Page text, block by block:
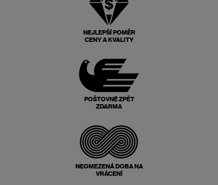
NEJLEPŠÍ POMĚR
CENY A KVALITY
POŠTOVNÉ ZPĚT
ZDARMA
NEOMEZENÁ DOBA NA
VRÁCENÍ